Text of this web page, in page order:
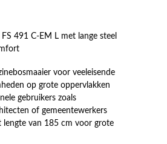
491 C-EM L met lange steel
voor veeleisende
op grote oppervlakken
gebruikers zoals
of gemeentewerkers
lengte van 185 cm voor grote